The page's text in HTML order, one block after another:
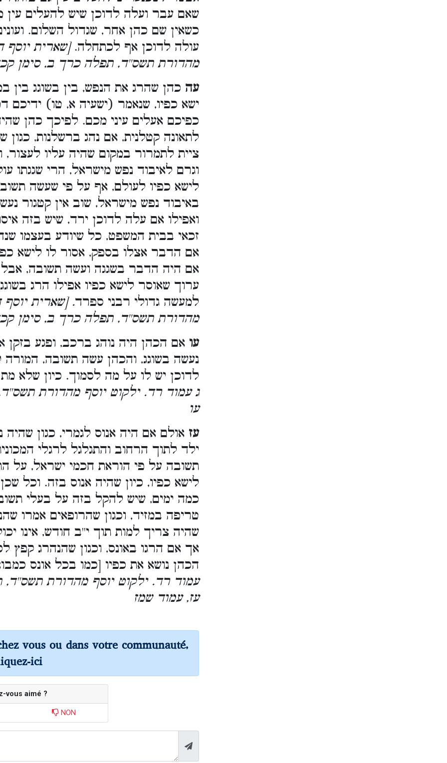
שאם עבר ועלה לדוכן שיש להעלים עין
כשאין שם כהן אחר, שגדול השלום.
עולה לדוכן אף לכתחלה.[שארית יוסף
מהדורת תשס''ד, תפלה כרך ב, סימן
עה כהן שהרג את הנפש, בין בשוגג
ישא כפיו, שנאמר (ישעיה א, טו) ידיכם
כפיכם אעלים עיני מכם. לפיכך כהן
לתאונה קטלנית, אם נהג ברשלנות,
ציית לתמרור במקום שהיה עליו
וגרם לאיבוד נפש מישראל, הרי שגגתו
לישא כפיו לעולם, אף על פי שעשה
באיבוד נפש מישראל, שוב אין קטגור
ואפילו אם עלה לדוכן ירד, שיש בזה
זכאי בבית המשפט, כל שיודע בעצמו
אם הדבר אצלו בספק, אסור לו לישא
אם היה הדבר בשגגה ועשה תשובה, אבל
ערוך שאוסר לישא כפיו אפילו הרג
למעשה גדולי רבני ספרד. [שארית יוסף
מהדורת תשס''ד, תפלה כרך ב, סימן
עו אם הכהן היה נוהג ברכב, ופגע בזקן
נעשה בשוגג, והכהן עשה תשובה,
לדוכן יש לו על מה לסמוך. כיון שלא
ג עמוד רד. ילקוט יוסף מהדורת
עו
עז אולם אם היה אנוס לגמרי, כגון
ילד לתוך הרחוב והתגלגל לרגלי
תשובה על פי הוראת חכמי ישראל, על
לישא כפיו, כיון שהיה אנוס בזה. וכל
כמה ימים, שיש להקל בזה על בעלי
טריפה במזיד, וכגון שהרופאים אמרו
שהיה צריך למות תוך י''ב חודש, אינו
אך אם הרגו באונס, וכגון שהנהרג קפץ
הכהן נושא את כפיו [כמו בכל אונס
עמוד רד. ילקוט יוסף מהדורת
עז, עמוד שמז
vous ou dans votre communauté,
ici
vous aimé ?
NON